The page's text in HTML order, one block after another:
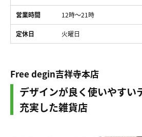
営業時間 12時～21時
定休日 火曜日
Free degin吉祥寺本店
デザインが良く使いやすい
充実した雑貨店